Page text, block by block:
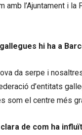
amb l’Ajuntament i la
hi ha a
da serpe i
d’entitats
som el centre més
de com ha